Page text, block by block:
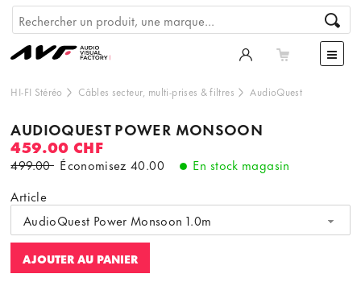
HI-FI Stéréo Câbles secteur, multi-prises & filtres AudioQuest
AUDIOQUEST POWER MONSOON
459.00 CHF
499.00 Économisez40.00
En stock magasin
Article
AudioQuest Power Monsoon 1.0m
AJOUTER AU PANIER